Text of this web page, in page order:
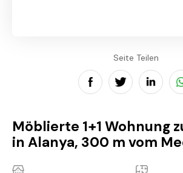
Seite Teilen
Möblierte 1+1 Wohnung
in Alanya, 300 m vom